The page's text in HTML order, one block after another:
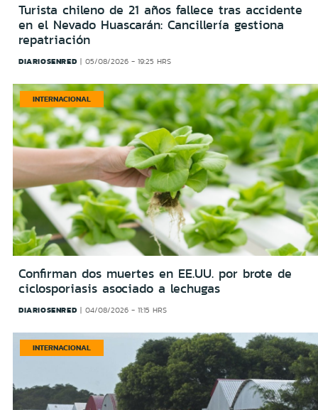
Turista chileno de 21 años fallece tras accidente
en el Nevado Huascarán: Cancillería gestiona
repatriación
DIARIOSENRED 05/08/2026 - 19:25 HRS
INTERNACIONAL
Confirman dos muertes en EE.UU. por brote de
ciclosporiasis asociado a lechugas
DIARIOSENRED 04/08/2026 - 11:15 HRS
INTERNACIONAL